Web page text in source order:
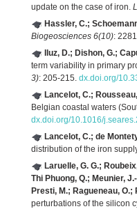
update on the case of iron.
Hassler, C.;
Biogeosciences 6(10):
Iluz, D.; Dishon, G.;
term variability in primary
3): 205-215. dx.doi.org/
Lancelot, C.;
Belgian coastal waters
dx.doi.org/10.1016/
Lancelot, C.; de
distribution of the iron
Laruelle, G. G.;
Thi Phuong, Q.; Meunier,
Presti, M.; Ragueneau, O.;
perturbations of the silicon